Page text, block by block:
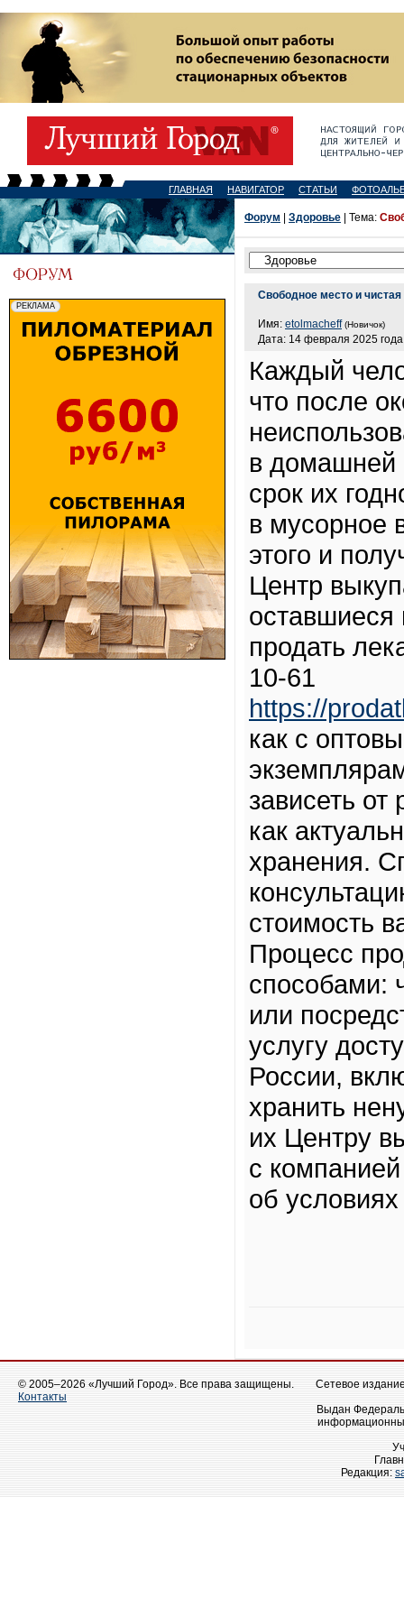
ГЛАВНАЯ НАВИГАТОР СТАТЬИ
Форум Здоровье | Тема:
Свободное место и
Имя: etolmacheff (Новичок)
Дата: 14 февраля 2025
Каждый
что после
в домашней
срок их
в мусорное
этого и
Центр
продать
10-61
https://
как с
зависеть от
как
хранения.
стоимость
Процесс
способами:
или
услугу
России,
хранить
их Центру
с
об
© 2005–2026 «Лучший Город». Все права защищены.
Контакты
Сетевое
Выдан
Редакция: